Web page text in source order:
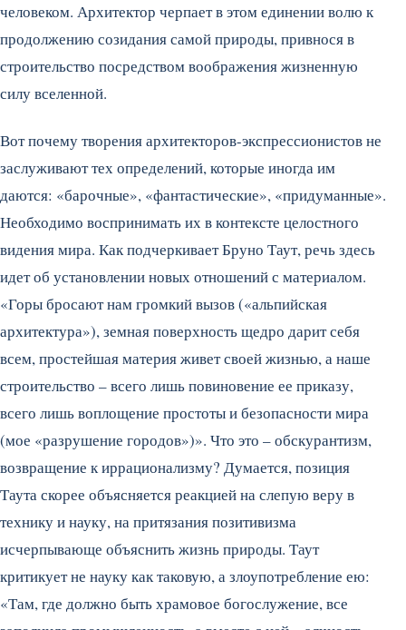
человеком. Архитектор черпает в этом единении волю к
продолжению созидания самой природы, привнося в
строительство посредством воображения жизненную
силу вселенной.
Вот почему творения архитекторов-экспрессионистов не
заслуживают тех определений, которые иногда им
даются: «барочные», «фантастические», «придуманные».
Необходимо воспринимать их в контексте целостного
видения мира. Как подчеркивает Бруно Таут, речь здесь
идет об установлении новых отношений с материалом.
«Горы бросают нам громкий вызов («альпийская
архитектура»), земная поверхность щедро дарит себя
всем, простейшая материя живет своей жизнью, а наше
строительство – всего лишь повиновение ее приказу,
всего лишь воплощение простоты и безопасности мира
(мое «разрушение городов»)». Что это – обскурантизм,
возвращение к иррационализму? Думается, позиция
Таута скорее объясняется реакцией на слепую веру в
технику и науку, на притязания позитивизма
исчерпывающе объяснить жизнь природы. Таут
критикует не науку как таковую, а злоупотребление ею:
«Там, где должно быть храмовое богослужение, все